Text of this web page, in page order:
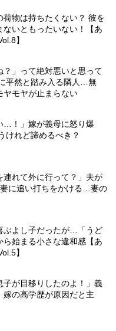
物は持ちたくない？ 彼を
いともったいない！【あ
】
？」って絶対悪いと思って
平然と踏み入る隣人…無
ヤモヤが止まらない
…！」嫁が義母に怒り爆
けれど諦めるべき？
連れて外に行って？」夫が
に追い打ちをかける…妻の
ぶよし子だったが…「うど
ら始まる小さな違和感【あ
】
子が目移りしたのよ！」義
の高学歴が原因だと主